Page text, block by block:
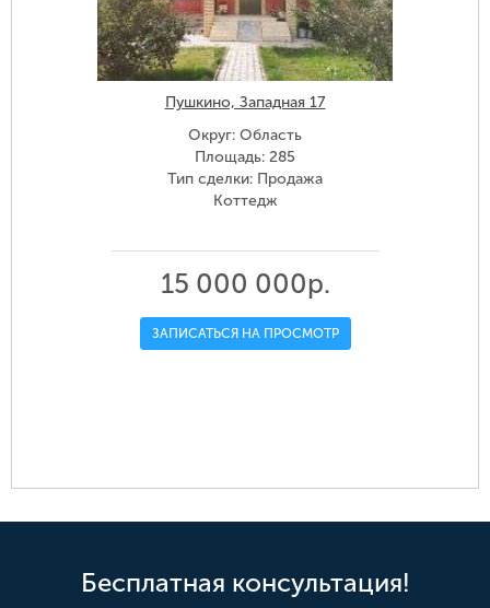
Пушкино, Западная 17
Округ: Область
Площадь: 285
Тип сделки: Продажа
Коттедж
15 000 000р.
ЗАПИСАТЬСЯ НА ПРОСМОТР
ул. Красный Путь, 141
р-н. Омский, д. Ракитинка (Пушкинского
ул. Пушкина, 115
Бесплатная консультация!